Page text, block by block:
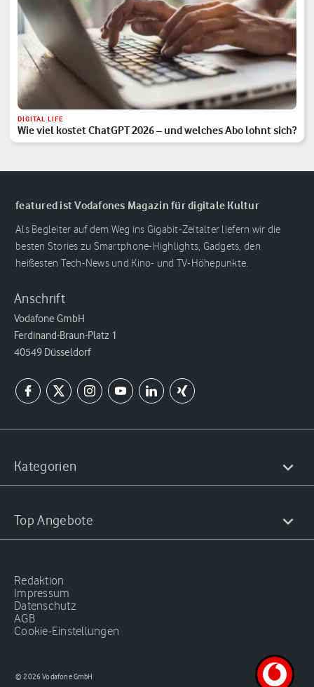
DIGITAL LIFE
Wie viel kostet ChatGPT 2026 – und welches Abo lohnt sich?
featured ist Vodafones Magazin für digitale Kultur
Als Begleiter auf dem Weg ins Gigabit-Zeitalter liefern wir die
besten Stories zu Smartphone-Highlights, Gadgets, den
heißesten Tech-News und Kino- und TV-Höhepunkte.
Anschrift
Vodafone GmbH
Ferdinand-Braun-Platz 1
40549 Düsseldorf
Kategorien
Top Angebote
Redaktion
Impressum
Datenschutz
AGB
Cookie-Einstellungen
© 2026 Vodafone GmbH